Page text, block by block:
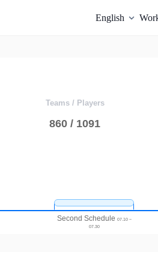
English
Teams / Players
860 / 1091
Second Schedule 07.10 ~
07.30